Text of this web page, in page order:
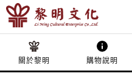
關於黎明 購物說明